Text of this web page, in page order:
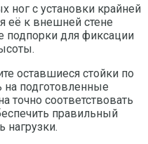
ног с установки крайней
её к внешней стене
подпорки для фиксации
оставшиеся стойки по
на подготовленные
точно соответствовать
правильный
нагрузки.